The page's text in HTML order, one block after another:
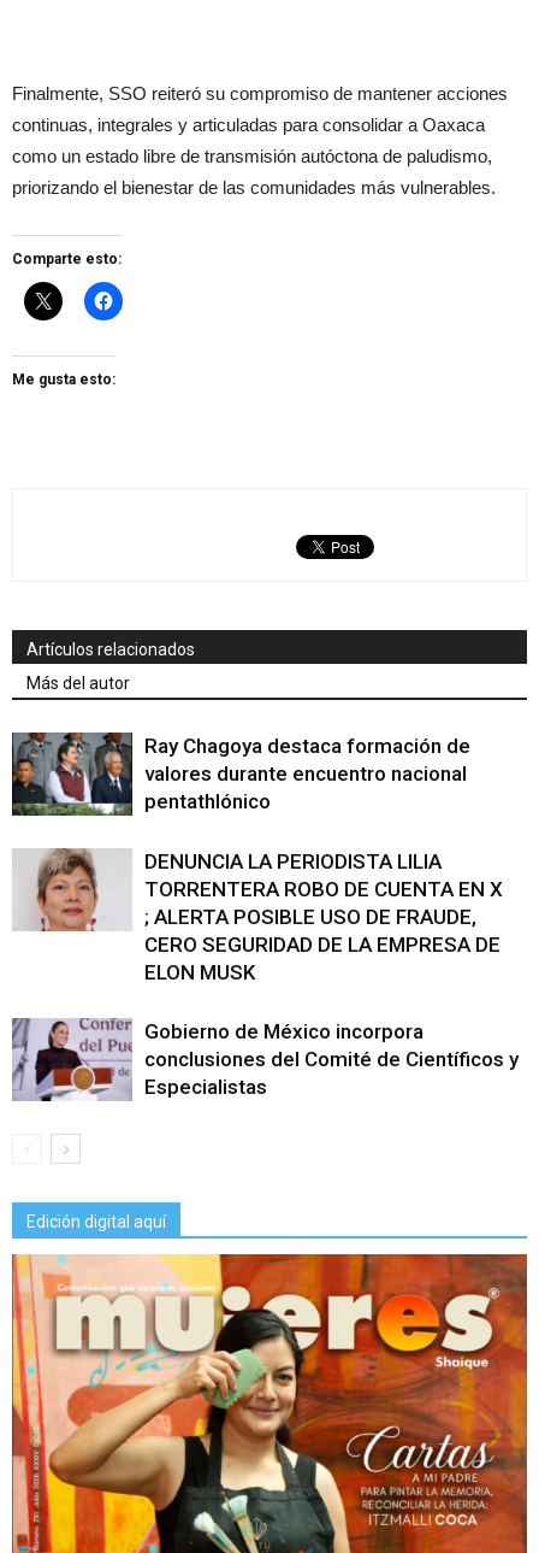
Finalmente, SSO reiteró su compromiso de mantener acciones
continuas, integrales y articuladas para consolidar a Oaxaca
como un estado libre de transmisión autóctona de paludismo,
priorizando el bienestar de las comunidades más vulnerables.
Comparte esto:
Me gusta esto:
Artículos relacionados
Más del autor
Ray Chagoya destaca formación de
valores durante encuentro nacional
pentathlónico
DENUNCIA LA PERIODISTA LILIA
TORRENTERA ROBO DE CUENTA EN X
; ALERTA POSIBLE USO DE FRAUDE,
CERO SEGURIDAD DE LA EMPRESA DE
ELON MUSK
Gobierno de México incorpora
conclusiones del Comité de Científicos y
Especialistas
Edición digital aquí